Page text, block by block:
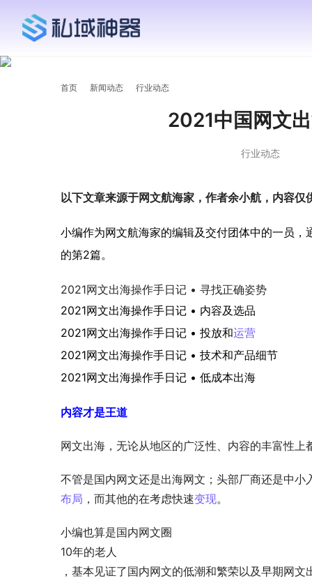
首页 新闻动态 行业动态
2021中国网文
行业动态
以下文章来源于网文航海家，作者余小航，内容仅
小编作为网文航海家的编辑及交付团体中的一员，
的第2篇。
2021网文出海操作手日记 • 寻找正确姿势
2021网文出海操作手日记 • 内容及选品
2021网文出海操作手日记 • 投放和运营
2021网文出海操作手日记 • 技术和产品细节
2021网文出海操作手日记 • 低成本出海
内容才是王道
网文出海，无论从地区的广泛性、内容的丰富性上
不管是国内网文还是出海网文；头部厂商还是中
布局 ，而其他的在考虑快速变现。
小编也算是国内网文圈
10年的老人
，基本见证了国内网文的低潮和繁荣以及早期网文